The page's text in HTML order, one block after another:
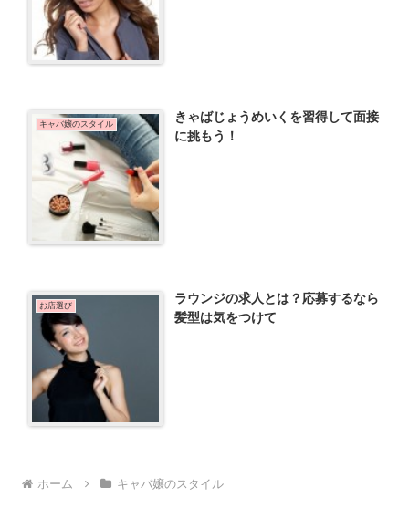
キャバ嬢のスタイル
きゃばじょうめいくを習得して面接
に挑もう！
お店選び
ラウンジの求人とは？応募するなら
髪型は気をつけて
ホーム キャバ嬢のスタイル